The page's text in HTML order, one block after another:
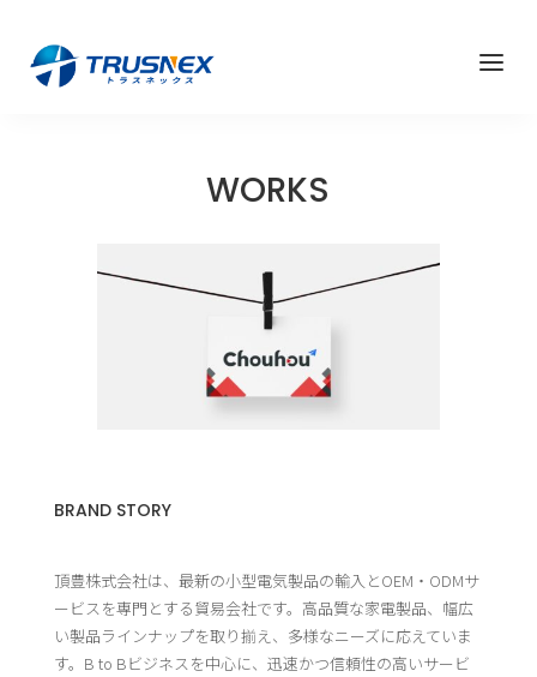
a
WORKS
BRAND STORY
頂豊株式会社は、最新の小型電気製品の輸入とOEM・ODMサ
ービスを専門とする貿易会社です。高品質な家電製品、幅広
い製品ラインナップを取り揃え、多様なニーズに応えていま
す。B to Bビジネスを中心に、迅速かつ信頼性の高いサービ